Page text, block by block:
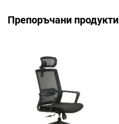
Препоръчани продукти